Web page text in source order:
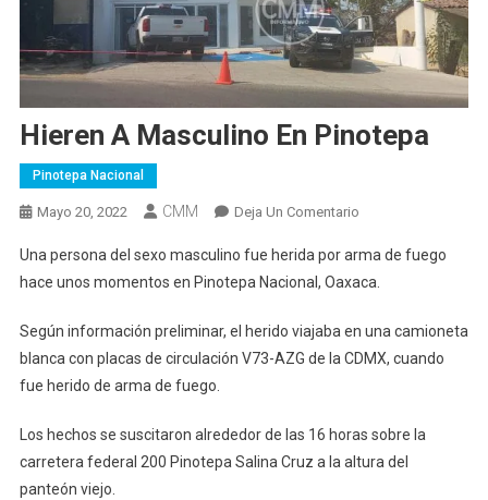
Hieren A Masculino En Pinotepa
Pinotepa Nacional
Mayo 20, 2022 CMM Deja Un ComentarioEn
A
Masculino
Pinotepa
Una persona del sexo masculino fue herida por arma de fuego
hace unos momentos en Pinotepa Nacional, Oaxaca.
Según información preliminar, el herido viajaba en una camioneta
blanca con placas de circulación V73-AZG de la CDMX, cuando
fue herido de arma de fuego.
Los hechos se suscitaron alrededor de las 16 horas sobre la
carretera federal 200 Pinotepa Salina Cruz a la altura del
panteón viejo.